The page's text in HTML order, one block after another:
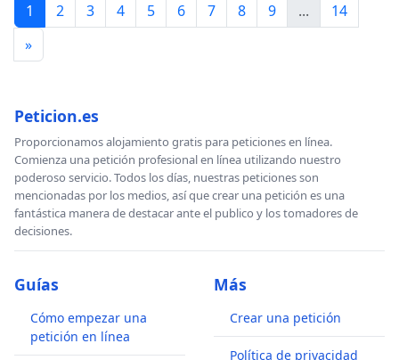
1 2 3 4 5 6 7 8 9 ...
14
»
Peticion.es
Proporcionamos alojamiento gratis para peticiones en línea.
Comienza una petición profesional en línea utilizando nuestro
poderoso servicio. Todos los días, nuestras peticiones son
mencionadas por los medios, así que crear una petición es una
fantástica manera de destacar ante el publico y los tomadores de
decisiones.
Guías
Cómo empezar una
petición en línea
Más
Crear una petición
Política de privacidad